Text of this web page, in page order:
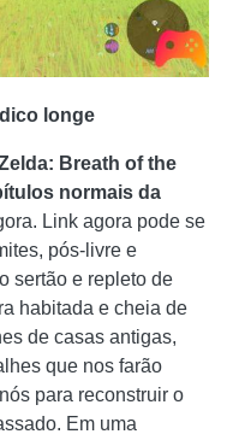
longe
Breath of the
normais da
Link agora pode se
pós-livre e
sertão e repleto de
habitada e cheia de
de casas antigas,
que nos farão
para reconstruir o
Em uma